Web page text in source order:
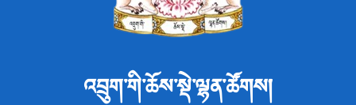
འབྲུག་གི་ཆོས་སྡེ་ལྷན་ཚོགས།